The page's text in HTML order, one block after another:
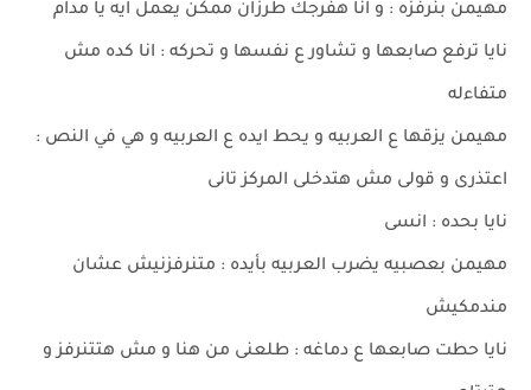
مهيمن بنرفزه : و انا هفرجك طرزان ممكن يعمل ايه يا مدام
نايا ترفع صابعها و تشاور ع نفسها و تحركه : انا كده مش
متفاءله
مهيمن يزقها ع العربيه و يحط ايده ع العربيه و هي في النص :
اعتذرى و قولى مش هتدخلى المركز تانى
نايا بحده : انسى
مهيمن بعصبيه يضرب العربيه بأيده : متنرفزنيش عشان
مندمكيش
نايا حطت صابعها ع دماغه : طلعنى من هنا و مش هتتنرفز و